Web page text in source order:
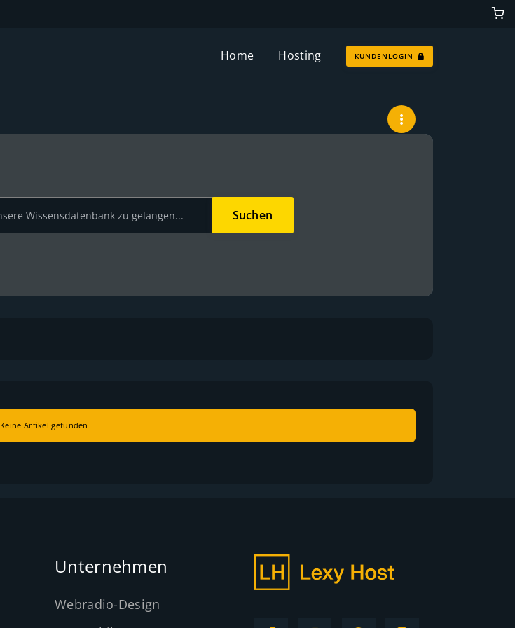
Home Hosting KUNDENLOGIN
Keine Artikel gefunden
Unternehmen
Webradio-Design